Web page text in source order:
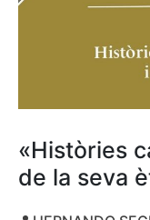
«Històries
de la seva